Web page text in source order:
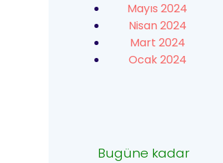
Mayıs 2024
Nisan 2024
Mart 2024
Ocak 2024
Bugüne kadar